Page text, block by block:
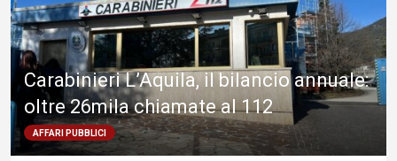
Carabinieri L’Aquila, il bilancio annuale:
oltre 26mila chiamate al 112
AFFARI PUBBLICI